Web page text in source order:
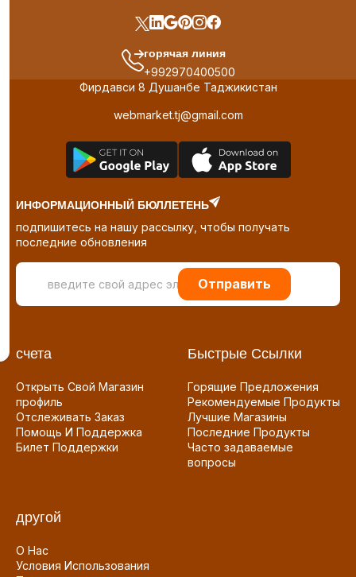
горячая линия
+992970400500
Фирдавси 8 Душанбе Таджикистан
webmarket.tj@gmail.com
ИНФОРМАЦИОННЫЙ БЮЛЛЕТЕНЬ
подпишитесь на нашу рассылку, чтобы получать
последние обновления
Отправить
счета
Открыть Свой Магазин
профиль
Отслеживать Заказ
Помощь И Поддержка
Билет Поддержки
Быстрые Ссылки
Горящие Предложения
Рекомендуемые Продукты
Лучшие Магазины
Последние Продукты
Часто задаваемые
вопросы
другой
О Нас
Условия Использования